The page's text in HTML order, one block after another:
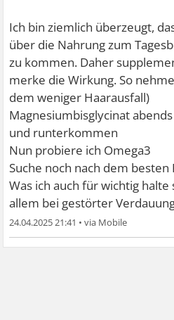
Ich bin ziemlich überzeugt,
über die Nahrung zum
zu kommen. Daher
merke die Wirkung. So
dem weniger Haarausfall)
Magnesiumbisglycinat
und runterkommen
Nun probiere ich Omega3
Suche noch nach dem
Was ich auch für wichtig
allem bei gestörter
24.04.2025 21:41 •